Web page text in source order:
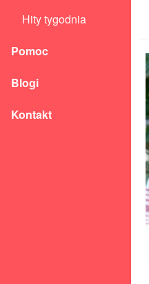
Hity tygodnia
Pomoc
Blogi
Kontakt